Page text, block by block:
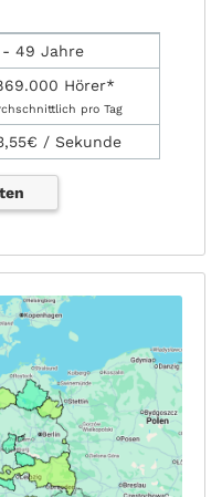
- 49 Jahre
Hörer*
pro Tag
/ Sekunde